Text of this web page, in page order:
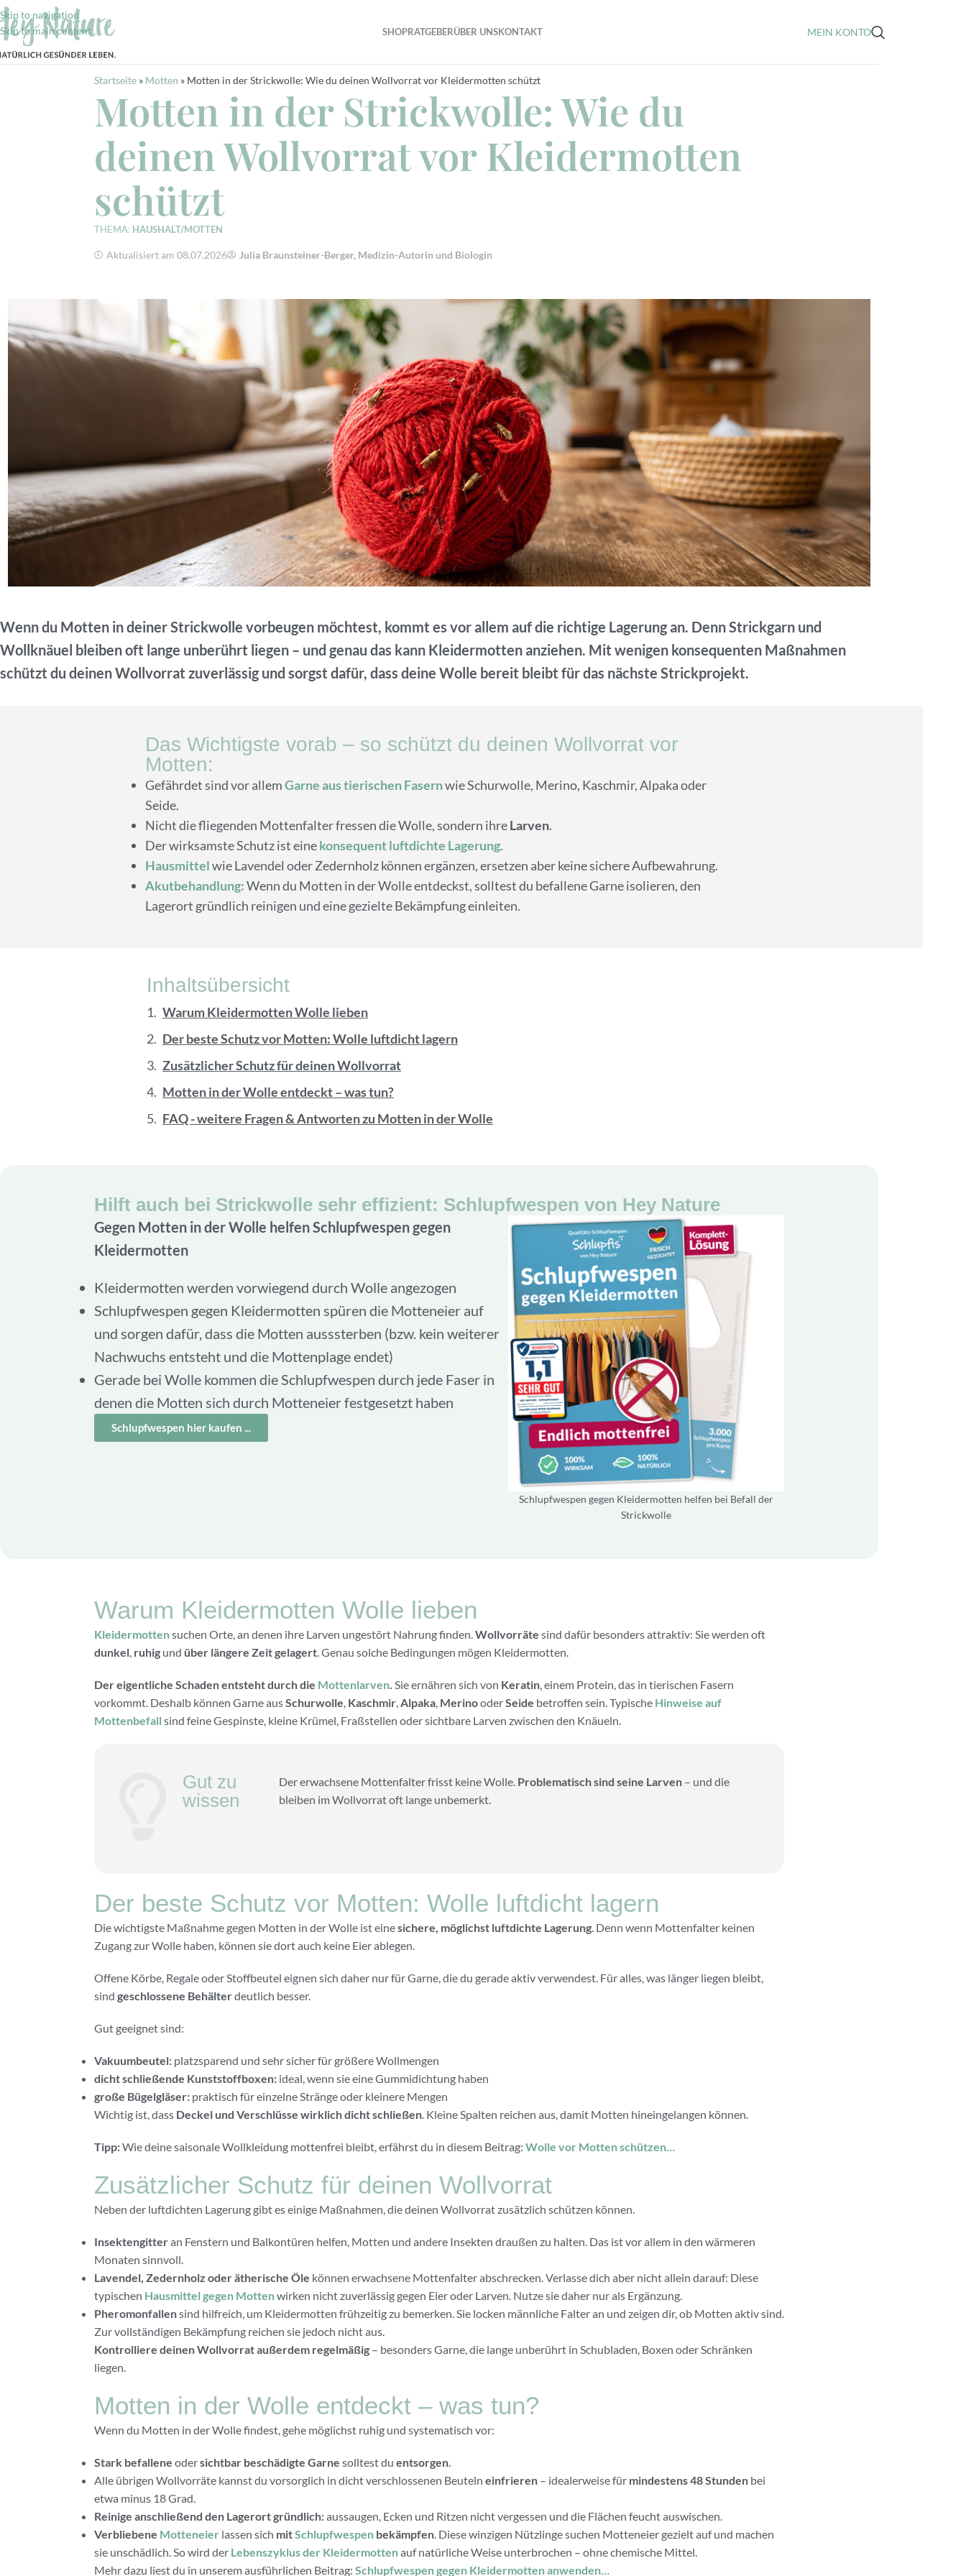
Skip to navigation
Skip to main content
SHOPRATGEBERÜBER UNSKONTAKT MEIN KONTO
Startseite » Motten » Motten in der Strickwolle: Wie du deinen Wollvorrat vor Kleidermotten schützt
Motten in der Strickwolle: Wie du
deinen Wollvorrat vor Kleidermotten
schützt
THEMA: HAUSHALT/MOTTEN
Aktualisiert am 08.07.2026 Julia Braunsteiner-Berger, Medizin-Autorin und Biologin
Wenn du Motten in deiner Strickwolle vorbeugen möchtest, kommt es vor allem auf die richtige Lagerung an. Denn Strickgarn und
Wollknäuel bleiben oft lange unberührt liegen – und genau das kann Kleidermotten anziehen. Mit wenigen konsequenten Maßnahmen
schützt du deinen Wollvorrat zuverlässig und sorgst dafür, dass deine Wolle bereit bleibt für das nächste Strickprojekt.
Das Wichtigste vorab – so schützt du deinen Wollvorrat vor
Motten:
Gefährdet sind vor allemGarne aus tierischen Fasernwie Schurwolle, Merino, Kaschmir, Alpaka oder
Seide.
Nicht die fliegenden Mottenfalter fressen die Wolle, sondern ihreLarven.
Der wirksamste Schutz ist einekonsequent luftdichte Lagerung.
Hausmittelwie Lavendel oder Zedernholz können ergänzen, ersetzen aber keine sichere Aufbewahrung.
Akutbehandlung:Wenn du Motten in der Wolle entdeckst, solltest du befallene Garne isolieren, den
Lagerort gründlich reinigen und eine gezielte Bekämpfung einleiten.
Inhaltsübersicht
Warum Kleidermotten Wolle lieben
Der beste Schutz vor Motten: Wolle luftdicht lagern
Zusätzlicher Schutz für deinen Wollvorrat
Motten in der Wolle entdeckt – was tun?
FAQ - weitere Fragen & Antworten zu Motten in der Wolle
Hilft auch bei Strickwolle sehr effizient: Schlupfwespen von Hey Nature
Gegen Motten in der Wolle helfen Schlupfwespen gegen
Kleidermotten
Kleidermotten werden vorwiegend durch Wolle angezogen
Schlupfwespen gegen Kleidermotten spüren die Motteneier auf
und sorgen dafür, dass die Motten ausssterben (bzw. kein weiterer
Nachwuchs entsteht und die Mottenplage endet)
Gerade bei Wolle kommen die Schlupfwespen durch jede Faser in
denen die Motten sich durch Motteneier festgesetzt haben
Schlupfwespen hier kaufen ...
Schlupfwespen gegen Kleidermotten helfen bei Befall der
Strickwolle
Warum Kleidermotten Wolle lieben
Kleidermottensuchen Orte, an denen ihre Larven ungestört Nahrung finden.Wollvorräte sind dafür besonders attraktiv: Sie werden oft
dunkel, ruhig und über längere Zeit gelagert. Genau solche Bedingungen mögen Kleidermotten.
Der eigentliche Schaden entsteht durch die Mottenlarven. Sie ernähren sich von Keratin, einem Protein, das in tierischen Fasern
vorkommt. Deshalb können Garne ausSchurwolle, Kaschmir,Alpaka, MerinooderSeide betroffen sein. Typische Hinweise auf
Mottenbefall sind feine Gespinste, kleine Krümel, Fraßstellen oder sichtbare Larven zwischen den Knäueln.
Gut zu
wissen
Der erwachsene Mottenfalter frisst keine Wolle. Problematisch sind seine Larven – und die
bleiben im Wollvorrat oft lange unbemerkt.
Der beste Schutz vor Motten: Wolle luftdicht lagern
Die wichtigste Maßnahme gegen Motten in der Wolle ist einesichere, möglichst luftdichte Lagerung. Denn wenn Mottenfalter keinen
Zugang zur Wolle haben, können sie dort auch keine Eier ablegen.
Offene Körbe, Regale oder Stoffbeutel eignen sich daher nur für Garne, die du gerade aktiv verwendest. Für alles, was länger liegen bleibt,
sind geschlossene Behälterdeutlich besser.
Gut geeignet sind:
Vakuumbeutel: platzsparend und sehr sicher für größere Wollmengen
dicht schließende Kunststoffboxen: ideal, wenn sie eine Gummidichtung haben
große Bügelgläser: praktisch für einzelne Stränge oder kleinere Mengen
Wichtig ist, dass Deckel und Verschlüsse wirklich dicht schließen. Kleine Spalten reichen aus, damit Motten hineingelangen können.
Tipp:Wie deine saisonale Wollkleidung mottenfrei bleibt, erfährst du in diesem Beitrag: Wolle vor Motten schützen…
Zusätzlicher Schutz für deinen Wollvorrat
Neben der luftdichten Lagerung gibt es einige Maßnahmen, die deinen Wollvorrat zusätzlich schützen können.
Insektengitteran Fenstern und Balkontüren helfen, Motten und andere Insekten draußen zu halten. Das ist vor allem in den wärmeren
Monaten sinnvoll.
Lavendel, Zedernholz oder ätherische Öle können erwachsene Mottenfalter abschrecken. Verlasse dich aber nicht allein darauf: Diese
typischen Hausmittel gegen Mottenwirken nicht zuverlässig gegen Eier oder Larven. Nutze sie daher nur als Ergänzung.
Pheromonfallensind hilfreich, um Kleidermotten frühzeitig zu bemerken. Sie locken männliche Falter an und zeigen dir, ob Motten aktiv sind.
Zur vollständigen Bekämpfung reichen sie jedoch nicht aus.
Kontrolliere deinen Wollvorrat außerdem regelmäßig – besonders Garne, die lange unberührt in Schubladen, Boxen oder Schränken
liegen.
Motten in der Wolle entdeckt – was tun?
Wenn du Motten in der Wolle findest, gehe möglichst ruhig und systematisch vor:
Stark befallene odersichtbar beschädigte Garne solltest du entsorgen.
Alle übrigen Wollvorräte kannst du vorsorglich in dicht verschlossenen Beuteln einfrieren – idealerweise für mindestens 48 Stunden bei
etwa minus 18 Grad.
Reinige anschließend den Lagerort gründlich:aussaugen, Ecken und Ritzen nicht vergessen und die Flächen feucht auswischen.
Verbliebene Motteneier lassen sich mitSchlupfwespen bekämpfen. Diese winzigen Nützlinge suchen Motteneier gezielt auf und machen
sie unschädlich. So wird der Lebenszyklus der Kleidermottenauf natürliche Weise unterbrochen – ohne chemische Mittel.
Mehr dazu liest du in unserem ausführlichen Beitrag: Schlupfwespen gegen Kleidermotten anwenden…